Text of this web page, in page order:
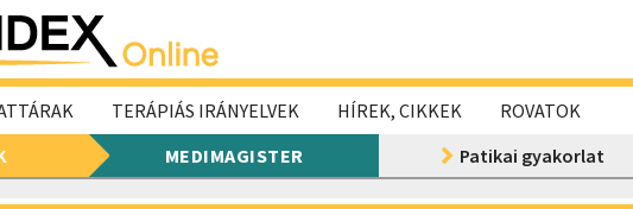
TERÁPIÁS IRÁNYELVEK HÍREK, CIKKEK
ROVATOK
MEDIMAGISTER Patikai gyakorlat